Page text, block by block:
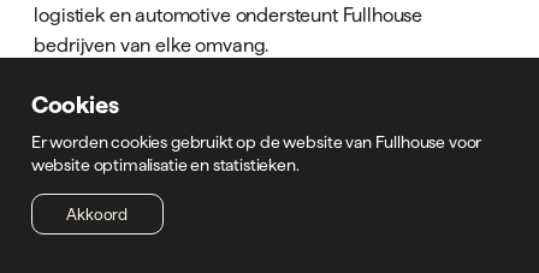
Cookies
Er worden cookies gebruikt op de website van Fullhouse voor
website optimalisatie en statistieken.
Akkoord
logistiek en automotive ondersteunt Fullhouse
bedrijven van elke omvang.